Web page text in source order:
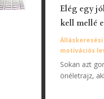
Elég egy
kell mellé
motivációs
Sokan azt
önéletrajz,